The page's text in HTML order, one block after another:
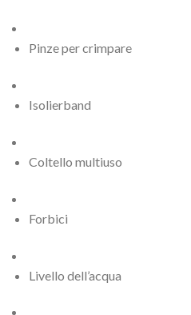
Pinze per crimpare
Isolierband
Coltello multiuso
Forbici
Livello dell’acqua